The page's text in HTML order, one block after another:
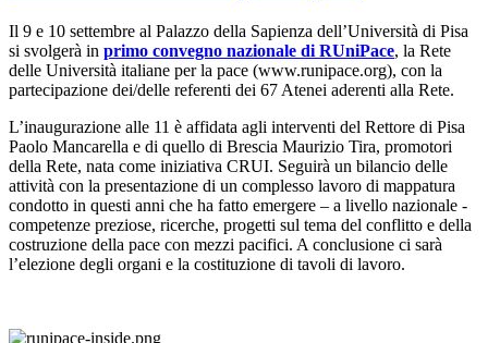
Il 9 e 10 settembre al Palazzo della Sapienza dell’Università di Pisa
si svolgerà in primo convegno nazionale di RUniPace, la Rete
delle Università italiane per la pace (www.runipace.org), con la
partecipazione dei/delle referenti dei 67 Atenei aderenti alla Rete.
L’inaugurazione alle 11 è affidata agli interventi del Rettore di Pisa
Paolo Mancarella e di quello di Brescia Maurizio Tira, promotori
della Rete, nata come iniziativa CRUI. Seguirà un bilancio delle
attività con la presentazione di un complesso lavoro di mappatura
condotto in questi anni che ha fatto emergere – a livello nazionale -
competenze preziose, ricerche, progetti sul tema del conflitto e della
costruzione della pace con mezzi pacifici. A conclusione ci sarà
l’elezione degli organi e la costituzione di tavoli di lavoro.